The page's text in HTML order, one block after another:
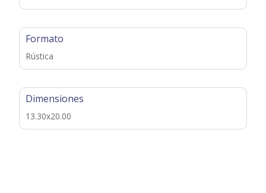
Formato
Rústica
Dimensiones
13.30x20.00